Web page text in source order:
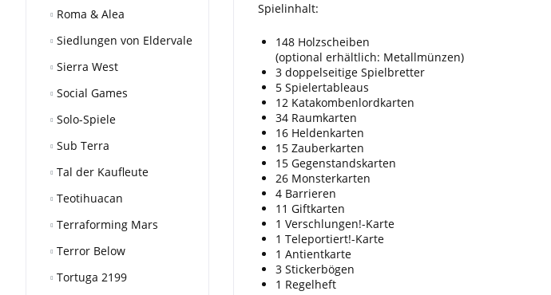
Roma & Alea
Siedlungen von Eldervale
Sierra West
Social Games
Solo-Spiele
Sub Terra
Tal der Kaufleute
Teotihuacan
Terraforming Mars
Terror Below
Tortuga 2199
Spielinhalt:
148 Holzscheiben
(optional erhältlich: Metallmünzen)
3 doppelseitige Spielbretter
5 Spielertableaus
12 Katakombenlordkarten
34 Raumkarten
16 Heldenkarten
15 Zauberkarten
15 Gegenstandskarten
26 Monsterkarten
4 Barrieren
11 Giftkarten
1 Verschlungen!-Karte
1 Teleportiert!-Karte
1 Antientkarte
3 Stickerbögen
1 Regelheft